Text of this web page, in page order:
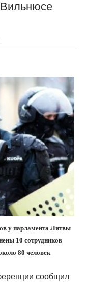
у парламента Литвы
10 сотрудников
80 человек
сообщил